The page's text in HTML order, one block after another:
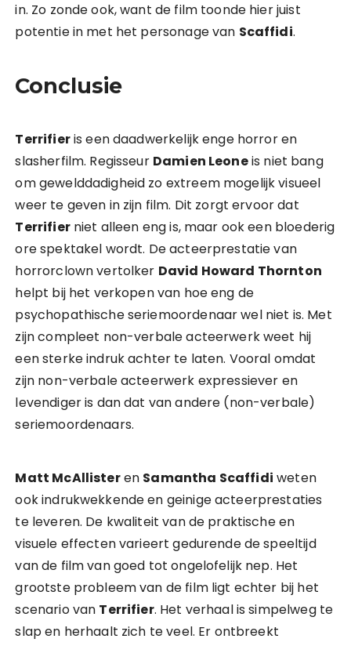
in. Zo zonde ook, want de film toonde hier juist
potentie in met het personage van Scaffidi.
Conclusie
Terrifieris een daadwerkelijk enge horror en
slasherfilm. Regisseur Damien Leoneis niet bang
om gewelddadigheid zo extreem mogelijk visueel
weer te geven in zijn film. Dit zorgt ervoor dat
Terrifierniet alleen eng is, maar ook een bloederig
ore spektakel wordt. De acteerprestatie van
horrorclown vertolker David Howard Thornton
helpt bij het verkopen van hoe eng de
psychopathische seriemoordenaar wel niet is. Met
zijn compleet non-verbale acteerwerk weet hij
een sterke indruk achter te laten. Vooral omdat
zijn non-verbale acteerwerk expressiever en
levendiger is dan dat van andere (non-verbale)
seriemoordenaars.
Matt McAllisteren Samantha Scaffidi weten
ook indrukwekkende en geinige acteerprestaties
te leveren. De kwaliteit van de praktische en
visuele effecten varieert gedurende de speeltijd
van de film van goed tot ongelofelijk nep. Het
grootste probleem van de film ligt echter bij het
scenario van Terrifier. Het verhaal is simpelweg te
slap en herhaalt zich te veel. Er ontbreekt